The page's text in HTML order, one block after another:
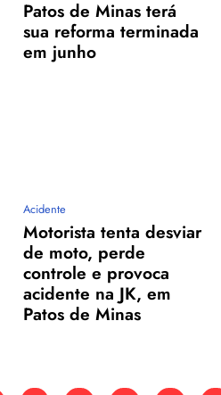
Patos de Minas terá
sua reforma terminada
em junho
Acidente
Motorista tenta desviar
de moto, perde
controle e provoca
acidente na JK, em
Patos de Minas